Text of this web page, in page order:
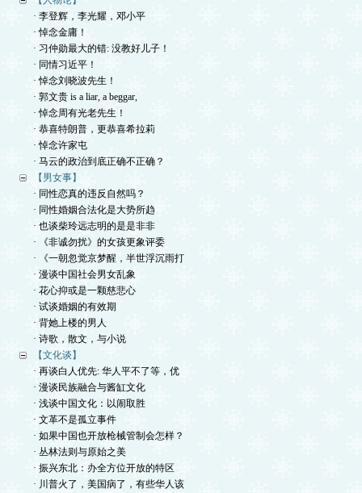
· 李登辉，李光耀，邓小平
· 悼念金庸！
· 习仲勋最大的错: 没教好儿子！
· 同情习近平！
· 悼念刘晓波先生！
· 郭文贵 is a liar, a beggar,
· 悼念周有光老先生！
· 恭喜特朗普，更恭喜希拉莉
· 悼念许家屯
· 马云的政治到底正确不正确？
【男女事】
· 同性恋真的违反自然吗？
· 同性婚姻合法化是大势所趋
· 也谈柴玲远志明的是是非非
· 《非诚勿扰》的女孩更象评委
· 《一朝忽觉京梦醒，半世浮沉雨打
· 漫谈中国社会男女乱象
· 花心抑或是一颗慈悲心
· 试谈婚姻的有效期
· 背她上楼的男人
· 诗歌，散文，与小说
【文化谈】
· 再谈白人优先: 华人平不了等，优
· 漫谈民族融合与酱缸文化
· 浅谈中国文化：以闹取胜
· 文革不是孤立事件
· 如果中国也开放枪械管制会怎样？
· 丛林法则与原始之美
· 振兴东北：办全方位开放的特区
· 川普火了，美国病了，有些华人该